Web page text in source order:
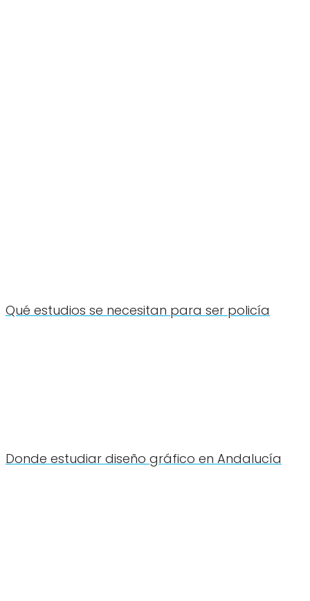
Qué estudios se necesitan para ser policía
Donde estudiar diseño gráfico en Andalucía